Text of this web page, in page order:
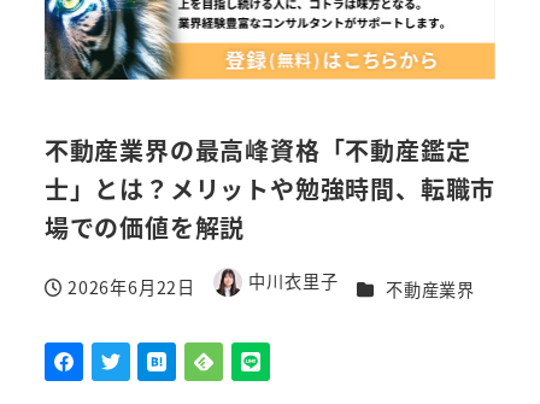
不動産業界の最高峰資格「不動産鑑定
士」とは？メリットや勉強時間、転職市
場での価値を解説
投稿日
2026年6月22日
著
中川衣里子 カテゴリー
不動産業界